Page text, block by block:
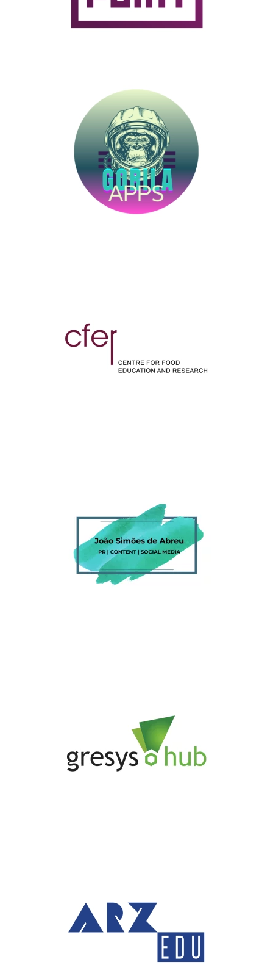
Gorila APPS
CFER Labs
JSA -
Communications
Consultant
Gresys Hub
Arroz Edu